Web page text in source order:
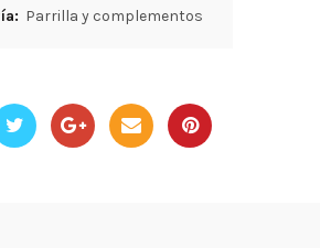
Parrilla y complementos